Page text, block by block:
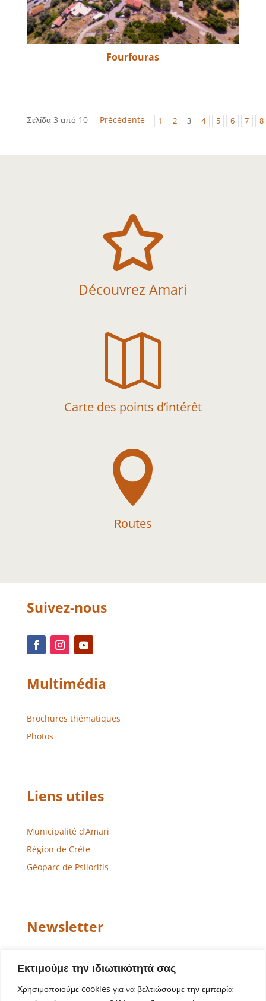
Εκτιμούμε την ιδιωτικότητά σας
Χρησιμοποιούμε cookies για να βελτιώσουμε την εμπειρία
Fourfouras
Σελίδα 3 από 10 Précédente 1 2 3 4 5 6 7 8

Découvrez Amari

Carte des points d’intérêt

Routes
Suivez-nous
Multimédia
Brochures thématiques
Photos
Liens utiles
Municipalité d’Amari
Région de Crète
Géoparc de Psiloritis
Newsletter